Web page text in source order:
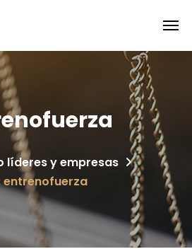
líderes y empresas
entrenofuerza